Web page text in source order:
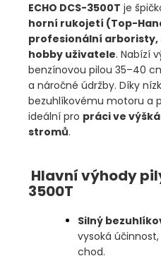
ECHO DCS-3500T je
horní rukojetí (Top-
profesionální arboristy,
hobby uživatele. Nabízí
benzínovou pilou 35–40
a náročné údržby. Díky
bezuhlíkovému motoru a
ideální pro práci ve
stromů.
Hlavní výhody
3500T
Silný
vysoká
chod.